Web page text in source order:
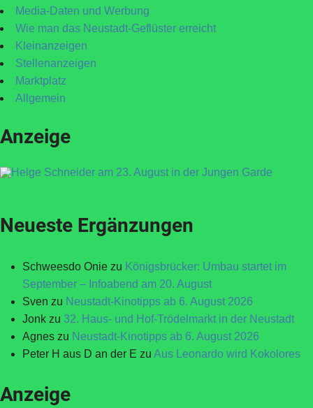
Media-Daten und Werbung
Wie man das Neustadt-Geflüster erreicht
Kleinanzeigen
Stellenanzeigen
Marktplatz
Allgemein
Anzeige
Neueste Ergänzungen
Schweesdo Onie zu Königsbrücker: Umbau startet im
September – Infoabend am 20. August
Sven zu Neustadt-Kinotipps ab 6. August 2026
Jonk zu 32. Haus- und Hof-Trödelmarkt in der Neustadt
Agnes zu Neustadt-Kinotipps ab 6. August 2026
Peter H aus D an der E zu Aus Leonardo wird Kokolores
Anzeige